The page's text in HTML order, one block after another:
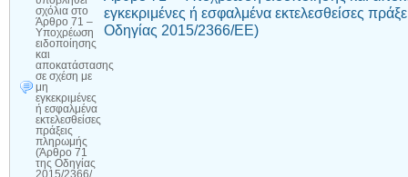
σχόλια στο
Άρθρο 71 –
Υποχρέωση
ειδοποίησης
και
αποκατάστασης
σε σχέση με
μη
εγκεκριμένες
ή εσφαλμένα
εκτελεσθείσες
πράξεις
πληρωμής
(Άρθρο 71
της Οδηγίας
2015/2366/
εγκεκριμένες ή εσφαλμένα εκτελεσθείσες
Οδηγίας 2015/2366/ΕΕ)